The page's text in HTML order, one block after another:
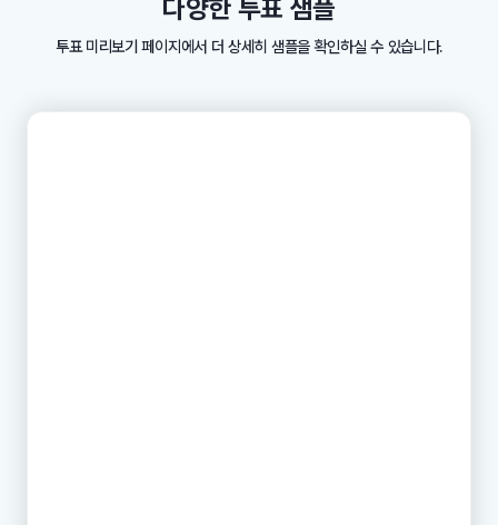
다양한 투표 샘플
투표 미리보기 페이지에서 더 상세히 샘플을 확인하실 수 있습니다.